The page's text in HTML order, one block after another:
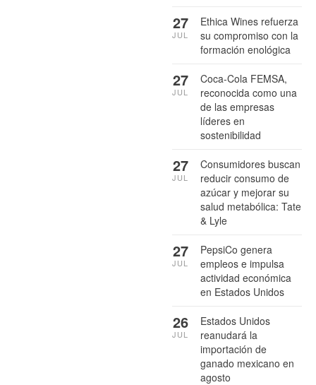
Ethica Wines refuerza
su compromiso con la
formación enológica
27
JUL
Coca-Cola FEMSA,
reconocida como una
de las empresas
líderes en
sostenibilidad
27
JUL
Consumidores buscan
reducir consumo de
azúcar y mejorar su
salud metabólica: Tate
& Lyle
27
JUL
PepsiCo genera
empleos e impulsa
actividad económica
en Estados Unidos
27
JUL
Estados Unidos
reanudará la
importación de
ganado mexicano en
agosto
26
JUL